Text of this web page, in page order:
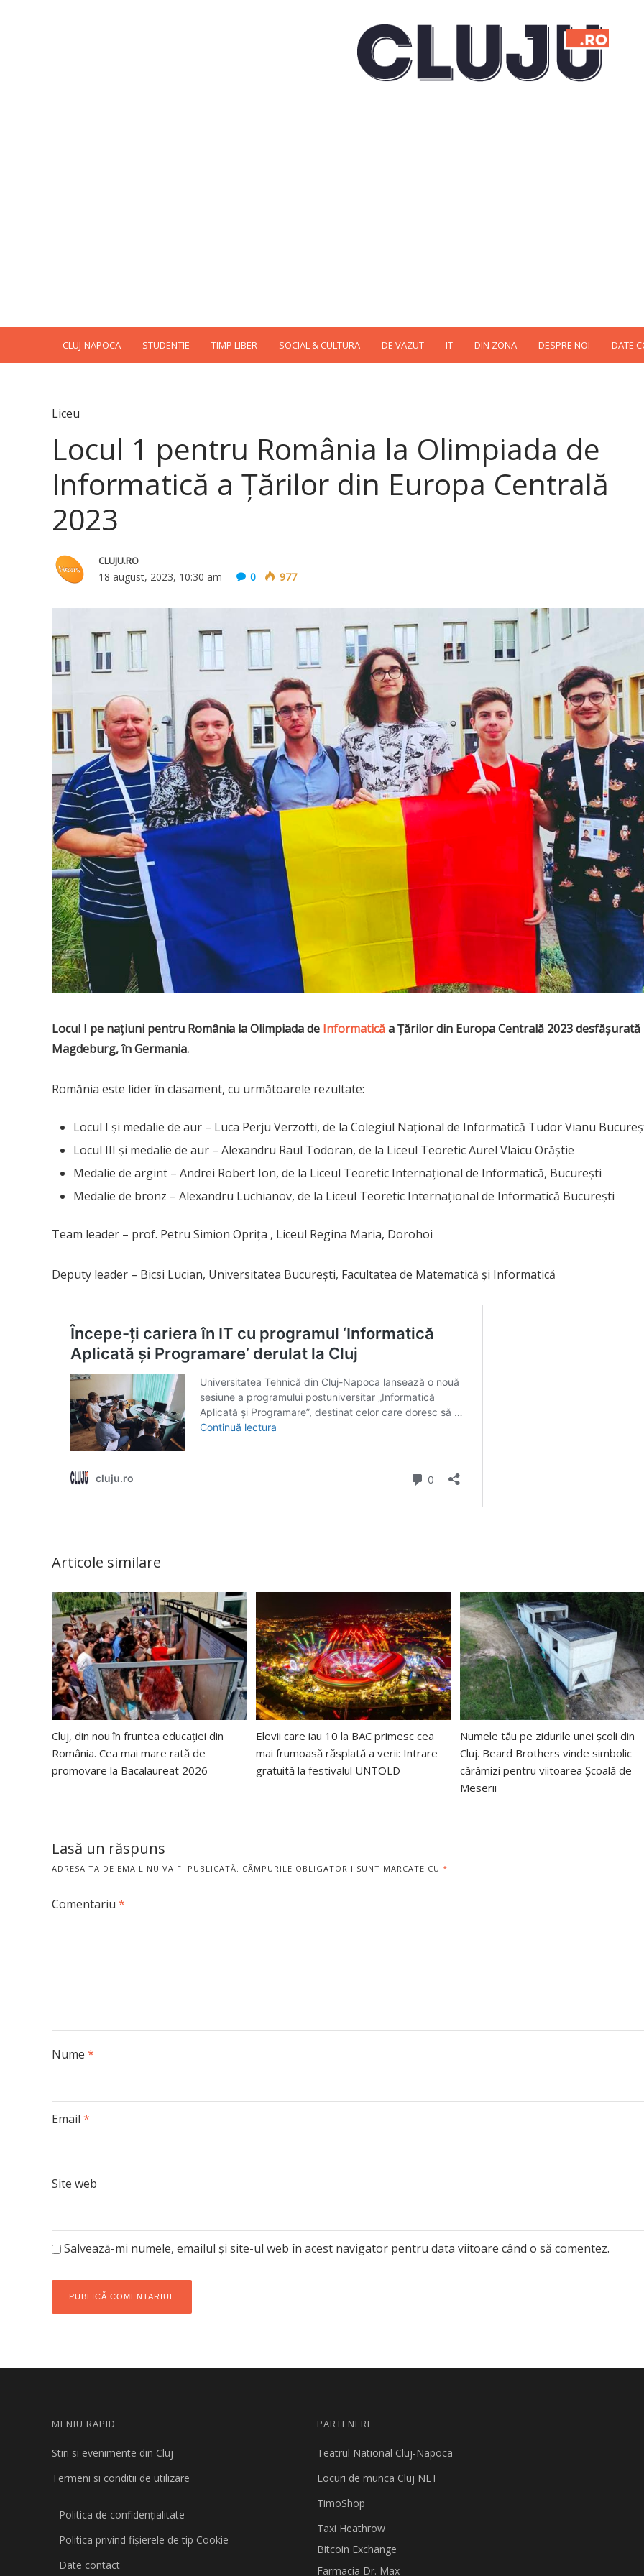
CLUJ-NAPOCA STUDENTIE TIMP LIBER SOCIAL & CULTURA DE VAZUT IT DIN ZONA DESPRE NOI DATE
Liceu
Locul 1 pentru România la Olimpiada de
Informatică a Țărilor din Europa Centrală
2023
CLUJU.RO
18 august, 2023, 10:30 am 0 977
Locul I pe națiuni pentru România la Olimpiada de Informaticăa Țărilor din Europa Centrală 2023 desfășurată
Magdeburg, în Germania.
Romănia este lider în clasament, cu următoarele rezultate:
Locul I și medalie de aur – Luca Perju Verzotti, de la Colegiul Național de Informatică Tudor Vianu
Locul III și medalie de aur – Alexandru Raul Todoran, de la Liceul Teoretic Aurel Vlaicu Orăștie
Medalie de argint – Andrei Robert Ion, de la Liceul Teoretic Internațional de Informatică, București
Medalie de bronz – Alexandru Luchianov, de la Liceul Teoretic Internațional de Informatică București
Team leader – prof. Petru Simion Oprița , Liceul Regina Maria, Dorohoi
Deputy leader – Bicsi Lucian, Universitatea București, Facultatea de Matematică și Informatică
Articole similare
Cluj, din nou în fruntea educației din
România. Cea mai mare rată de
promovare la Bacalaureat 2026
Elevii care iau 10 la BAC primesc cea
mai frumoasă răsplată a verii: Intrare
gratuită la festivalul UNTOLD
Numele tău pe zidurile unei școli din
Cluj. Beard Brothers vinde simbolic
cărămizi pentru viitoarea Școală de
Meserii
Lasă un răspuns
ADRESA TA DE EMAIL NU VA FI PUBLICATĂ. CÂMPURILE OBLIGATORII SUNT MARCATE CU *
Comentariu *
Nume *
Email *
Site web
Salvează-mi numele, emailul și site-ul web în acest navigator pentru data viitoare când o să comentez.
MENIU RAPID
Stiri si evenimente din Cluj
Termeni si conditii de utilizare
Politica de confidențialitate
Politica privind fişierele de tip Cookie
Date contact
PARTENERI
Teatrul National Cluj-Napoca
Locuri de munca Cluj NET
TimoShop
Taxi Heathrow
Bitcoin Exchange
Farmacia Dr. Max